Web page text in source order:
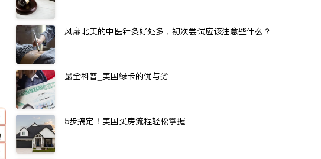
风靡北美的中医针灸好处多，初次尝试应该注意些什么？
最全科普_美国绿卡的优与劣
5步搞定！美国买房流程轻松掌握